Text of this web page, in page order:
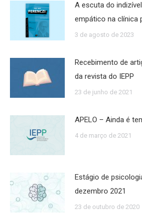
A escuta do
empático na clínica
3 de agosto de 2023
Recebimento de
da revista do IEPP
23 de junho de 2021
APELO – Ainda é
4 de março de 2021
Estágio de
dezembro 2021
23 de outubro de 2020